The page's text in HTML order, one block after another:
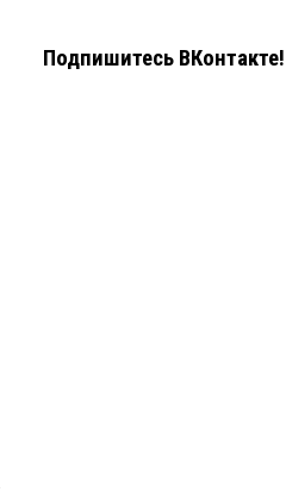
Подпишитесь ВКонтакте!